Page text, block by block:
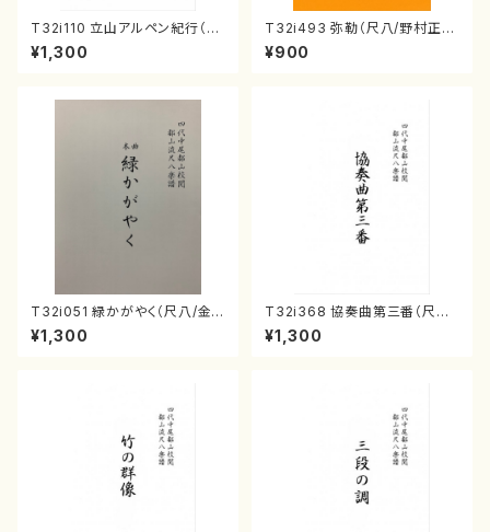
T32i110 立山アルペン紀行（尺
八/初代 石垣征山/尺八/都山式
譜）都山流公刊楽譜曲番:559
¥1,300
T32i493 弥勒（尺八/野村正
峰/楽譜）都山流公刊楽譜曲番:2
202
¥900
T32i051 緑かがやく（尺八/金
森高山/楽譜）都山流公刊楽譜曲
番：50
¥1,300
T32i368 協奏曲第三番（尺八/
唯是震一/楽譜）都山流公刊楽譜
曲番:2073
¥1,300